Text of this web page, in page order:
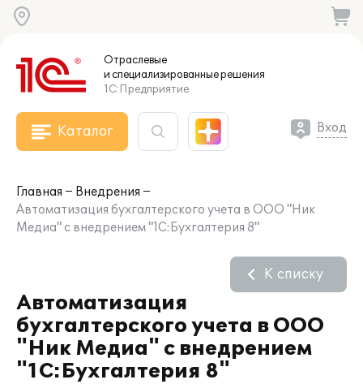
Отраслевые
и специализированныерешения
1С:Предприятие
Каталог Вход
Главная
Внедрения
Автоматизация бухгалтерского учета в ООО "Ник
Медиа" с внедрением "1С:Бухгалтерия 8"
Автоматизация
бухгалтерского учета в ООО
"Ник Медиа" с внедрением
"1С:Бухгалтерия 8"
К списку